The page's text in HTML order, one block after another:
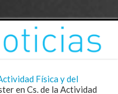
Física y del
en Cs. de la Actividad